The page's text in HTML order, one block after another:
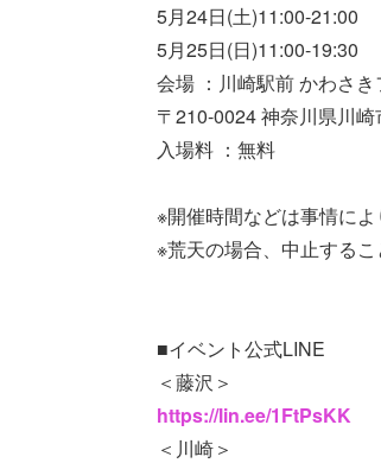
5月24日(土)11:00-21:00
5月25日(日)11:00-19:30
会場 ：川崎駅前 かわさ
〒210-0024 神奈川県川
入場料 ：無料
※開催時間などは事情によ
※荒天の場合、中止する
■イベント公式LINE
＜藤沢＞
https://lin.ee/1FtPsKK
＜川崎＞